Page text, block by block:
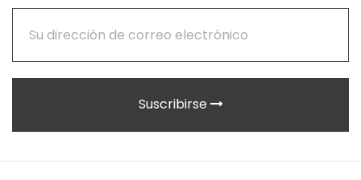
Suscribirse